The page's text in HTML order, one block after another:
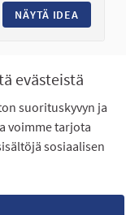
evästeistä
suorituskyvyn ja
voimme tarjota
sosiaalisen
NÄYTÄ IDEA
kaikki ehdotukset
kysymykset
datatiedostot